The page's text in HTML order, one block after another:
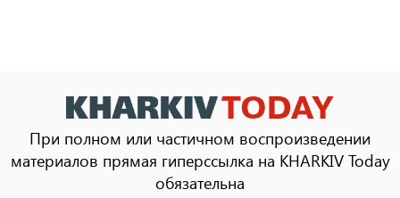
При полном или частичном воспроизведении
материалов прямая гиперссылка на KHARKIV Today
обязательна